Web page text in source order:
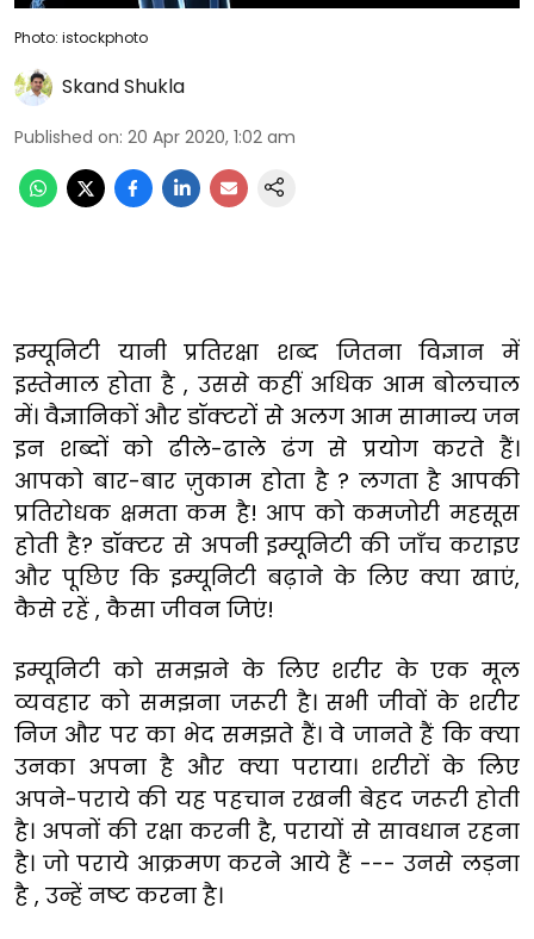
Photo: istockphoto
Skand Shukla
Published on: 20 Apr 2020, 1:02 am
इम्यूनिटी यानी प्रतिरक्षा शब्द जितना विज्ञान में
इस्तेमाल होता है , उससे कहीं अधिक आम बोलचाल
में। वैज्ञानिकों और डॉक्टरों से अलग आम सामान्य जन
इन शब्दों को ढीले-ढाले ढंग से प्रयोग करते हैं।
आपको बार-बार ज़ुकाम होता है ? लगता है आपकी
प्रतिरोधक क्षमता कम है! आप को कमजोरी महसूस
होती है? डॉक्टर से अपनी इम्यूनिटी की जाँच कराइए
और पूछिए कि इम्यूनिटी बढ़ाने के लिए क्या खाएं,
कैसे रहें , कैसा जीवन जिएं!
इम्यूनिटी को समझने के लिए शरीर के एक मूल
व्यवहार को समझना जरूरी है। सभी जीवों के शरीर
निज और पर का भेद समझते हैं। वे जानते हैं कि क्या
उनका अपना है और क्या पराया। शरीरों के लिए
अपने-पराये की यह पहचान रखनी बेहद जरूरी होती
है। अपनों की रक्षा करनी है, परायों से सावधान रहना
है। जो पराये आक्रमण करने आये हैं --- उनसे लड़ना
है , उन्हें नष्ट करना है।